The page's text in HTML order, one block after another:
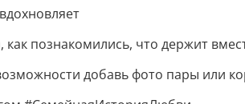
познакомились, что держит
добавь фото пары или